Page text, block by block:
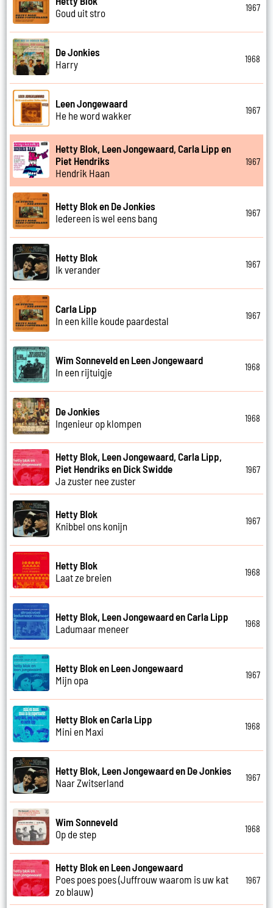
Goud uit stro
1967
De Jonkies
Harry
1968
Leen Jongewaard
He he word wakker
1967
Hetty Blok, Leen Jongewaard, Carla Lipp en
Piet Hendriks
Hendrik Haan
1967
Hetty Blok en De Jonkies
Iedereen is wel eens bang
1967
Hetty Blok
Ik verander
1967
Carla Lipp
In een kille koude paardestal
1967
Wim Sonneveld en Leen Jongewaard
In een rijtuigje
1968
De Jonkies
Ingenieur op klompen
1968
Hetty Blok, Leen Jongewaard, Carla Lipp,
Piet Hendriks en Dick Swidde
Ja zuster nee zuster
1967
Hetty Blok
Knibbel ons konijn
1967
Hetty Blok
Laat ze breien
1968
Hetty Blok, Leen Jongewaard en Carla Lipp
Ladumaar meneer
1968
Hetty Blok en Leen Jongewaard
Mijn opa
1967
Hetty Blok en Carla Lipp
Mini en Maxi
1968
Hetty Blok, Leen Jongewaard en De Jonkies
Naar Zwitserland
1967
Wim Sonneveld
Op de step
1968
Hetty Blok en Leen Jongewaard
Poes poes poes (Juffrouw waarom is uw kat
zo blauw)
1967